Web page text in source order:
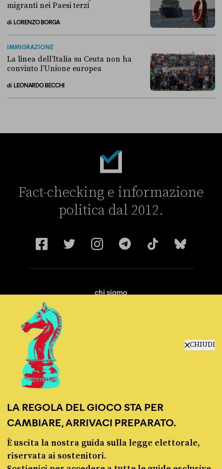
CHIUDI
LA REGOLA DEL GIOCO STA PER
CAMBIARE, ARRIVACI PREPARATO.
È uscita la nostra guida sulla legge elettorale,
riservata ai sostenitori.
migranti nei Paesi terzi
di LORENZO BORGA
IMMIGRAZIONE
La linea dell’Italia su Ceuta non ha
convinto l’Unione europea
di LEONARDO BECCHI
Fact-checking e informazione
politica dal 2012.
chi siamo
© Pagella Politica 2012 - 2026